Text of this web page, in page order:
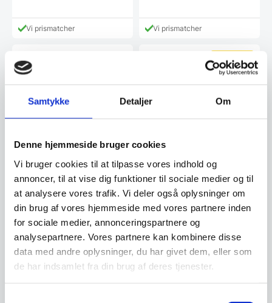
Samtykke Detaljer Om
Denne hjemmeside bruger cookies
Vi bruger cookies til at tilpasse vores indhold og
annoncer, til at vise dig funktioner til sociale medier og til
at analysere vores trafik. Vi deler også oplysninger om
din brug af vores hjemmeside med vores partnere inden
for sociale medier, annonceringspartnere og
analysepartnere. Vores partnere kan kombinere disse
data med andre oplysninger, du har givet dem, eller som
de har indsamlet fra din brug af deres tjenester.
Vi prismatcher Vi prismatcher
Køleopsats m/ glas,
Køleopsats med glas fra
TecnodomPasser til 12 x
1/3GNMål:…
8.878,55DKK
Vi prismatcher
Køleopsats m/ glastop til
1/4 gn, BASIC by
VRX 14/33Mål:
1400x335x440mmEnergiforbrug:
2.555,88 DKK
3.659,00DKK
Vi prismatcher